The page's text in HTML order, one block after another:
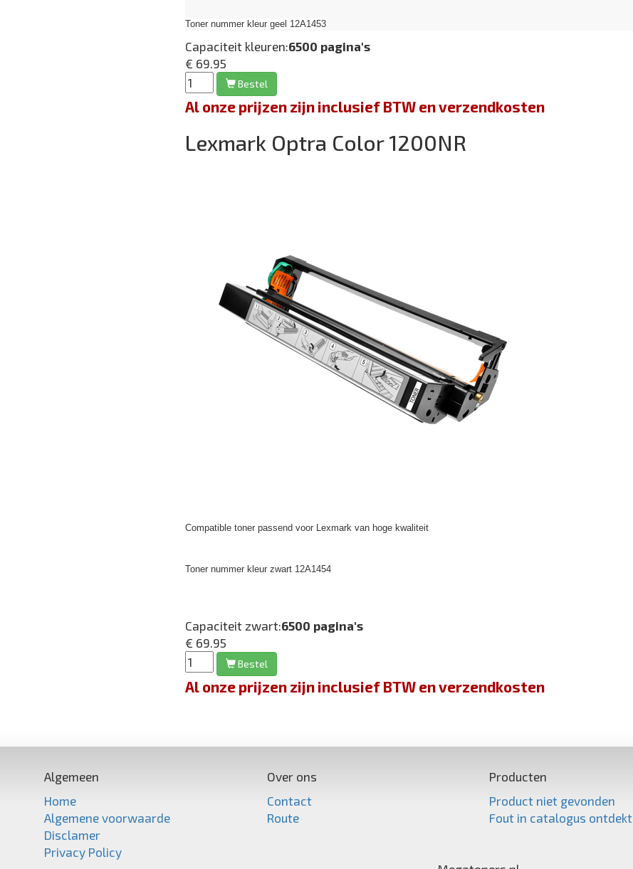
Toner nummer kleur geel 12A1453
Capaciteit kleuren:6500 pagina's
€ 69.95
Bestel
Al onze prijzen zijn inclusief BTW en verzendkosten
Lexmark Optra Color 1200NR
Compatible toner passend voor Lexmark van hoge kwaliteit
Toner nummer kleur zwart 12A1454
Capaciteit zwart:6500 pagina's
€ 69.95
Bestel
Al onze prijzen zijn inclusief BTW en verzendkosten
Algemeen
Home
Algemene voorwaarde
Disclamer
Privacy Policy
Over ons
Contact
Route
Producten
Product niet gevonden
Fout in catalogus ontdekt